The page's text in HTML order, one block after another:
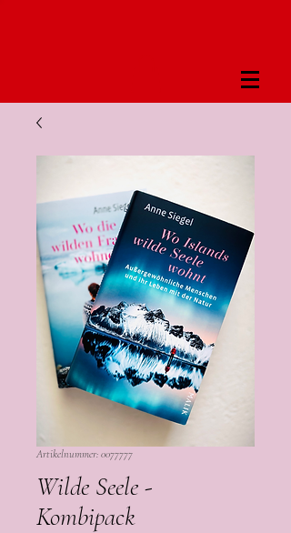
Artikelnummer: 0077777
Wilde Seele -
Kombipack